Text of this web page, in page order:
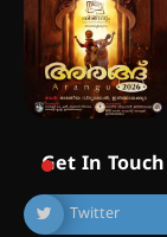
Get In Touch
Twitter